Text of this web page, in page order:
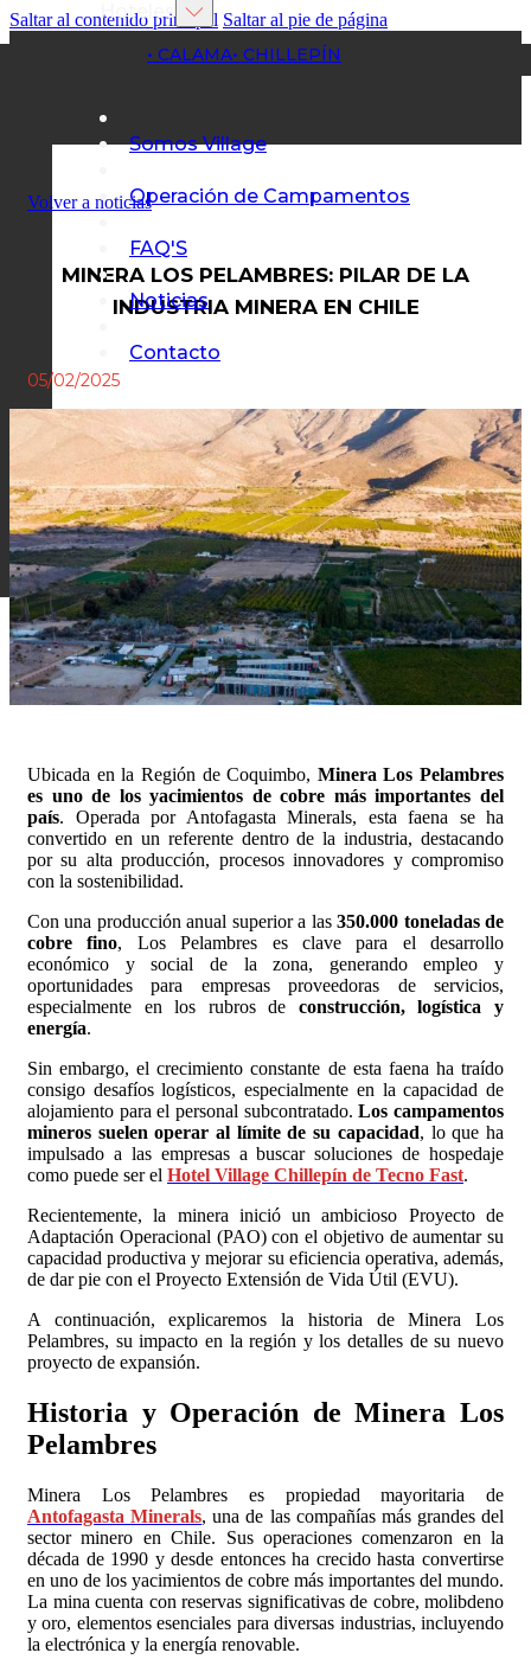
Saltar al contenido principal Saltar al pie de página
Hoteles
• CALAMA• CHILLEPÍN
Somos Village
Operación de Campamentos
FAQ'S
Noticias
Contacto
Volver a noticias
MINERA LOS PELAMBRES: PILAR DE LA
INDUSTRIA MINERA EN CHILE
05/02/2025
Ubicada en la Región de Coquimbo, Minera Los Pelambres
es uno de los yacimientos de cobre más importantes del
país. Operada por Antofagasta Minerals, esta faena se ha
convertido en un referente dentro de la industria, destacando
por su alta producción, procesos innovadores y compromiso
con la sostenibilidad.
Con una producción anual superior a las350.000 toneladas de
cobre fino, Los Pelambres es clave para el desarrollo
económico y social de la zona, generando empleo y
oportunidades para empresas proveedoras de servicios,
especialmente en los rubros de construcción, logística y
energía.
Sin embargo, el crecimiento constante de esta faena ha traído
consigo desafíos logísticos, especialmente en la capacidad de
alojamiento para el personal subcontratado.Los campamentos
mineros suelen operar al límite de su capacidad, lo que ha
impulsado a las empresas a buscar soluciones de hospedaje
como puede ser el Hotel Village Chillepín de Tecno Fast.
Recientemente, la minera inició un ambicioso Proyecto de
Adaptación Operacional (PAO) con el objetivo de aumentar su
capacidad productiva y mejorar su eficiencia operativa, además,
de dar pie con el Proyecto Extensión de Vida Útil (EVU).
A continuación, explicaremos la historia de Minera Los
Pelambres, su impacto en la región y los detalles de su nuevo
proyecto de expansión.
Historia y Operación de Minera Los
Pelambres
Minera Los Pelambres es propiedad mayoritaria de
Antofagasta Minerals, una de las compañías más grandes del
sector minero en Chile. Sus operaciones comenzaron en la
década de 1990 y desde entonces ha crecido hasta convertirse
en uno de los yacimientos de cobre más importantes del mundo.
La mina cuenta con reservas significativas de cobre, molibdeno
y oro, elementos esenciales para diversas industrias, incluyendo
la electrónica y la energía renovable.